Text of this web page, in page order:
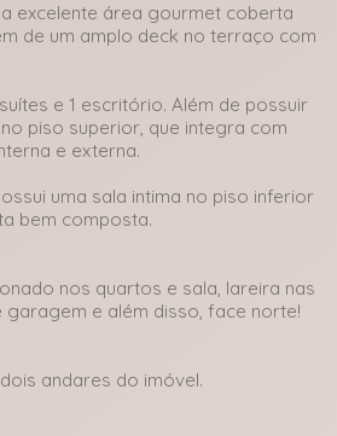
excelente área gourmet coberta
de um amplo deck no terraço com
e 1 escritório. Além de possuir
piso superior, que integra com
e externa.
uma sala intima no piso inferior
bem composta.
nos quartos e sala, lareira nas
garagem e além disso, face norte!
andares do imóvel.